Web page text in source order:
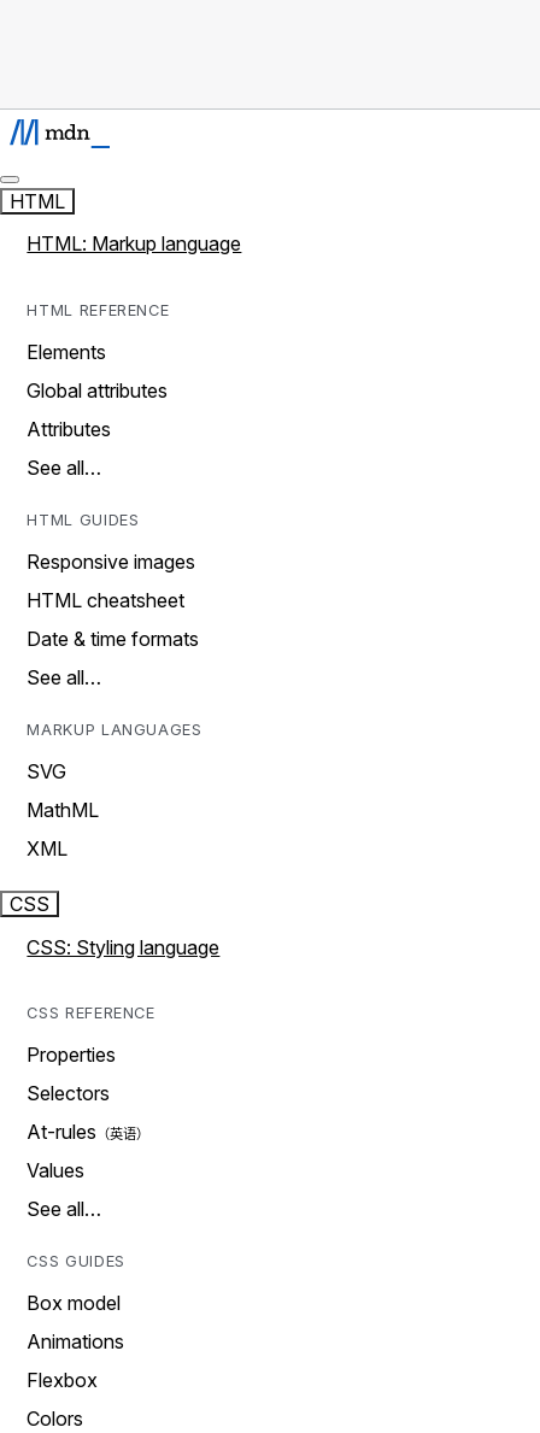
HTML
HTML: Markup language
HTML REFERENCE
Elements
Global attributes
Attributes
See all…
HTML GUIDES
Responsive images
HTML cheatsheet
Date & time formats
See all…
MARKUP LANGUAGES
SVG
MathML
XML
CSS
CSS: Styling language
CSS REFERENCE
Properties
Selectors
At-rules
Values
See all…
CSS GUIDES
Box model
Animations
Flexbox
Colors